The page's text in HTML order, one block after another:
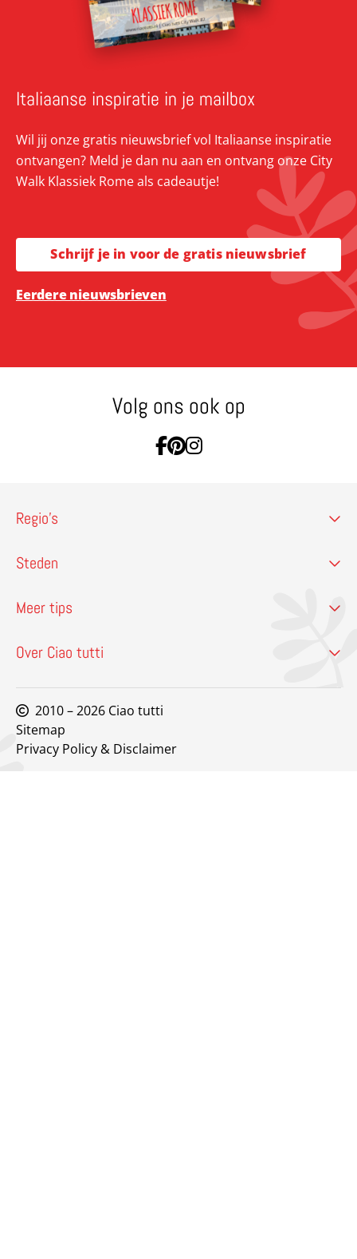
Italiaanse inspiratie in je mailbox
Wil jij onze gratis nieuwsbrief vol Italiaanse inspiratie
ontvangen? Meld je dan nu aan en ontvang onze City
Walk Klassiek Rome als cadeautje!
Schrijf je in voor de gratis nieuwsbrief
Eerdere nieuwsbrieven
Volg ons ook op
Ga naar Facebook
Ga naar Pinterest
Ga naar Instagram
Regio’s
Steden
Meer tips
Over Ciao tutti
2010 – 2026 Ciao tutti
Sitemap
Privacy Policy & Disclaimer